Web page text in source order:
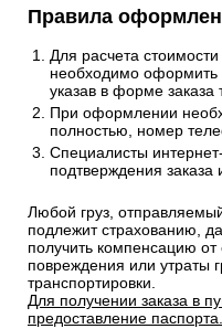
Правила
Для расчета
необходимо оформить
указав в форме заказа
При оформлении
полностью, номер
Специалисты
подтверждения
Любой груз,
подлежит страхованию,
получить компенсацию
повреждения или утраты
транспортировки.
Для получении заказа в
предоставление паспорта.